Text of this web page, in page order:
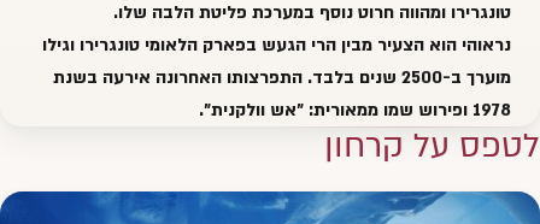
טונגרירו ומהווה חרוט נוסף במערכת פליטת הלבה שלו.
נראוהי הוא הצעיר מבין הרי הגעש בפארק הלאומי טונגרירו וגילו
מוערך ב-2500 שנים בלבד. התפרצותו האחרונה אירעה בשנת
1978 ופירוש שמו ממאורית: "אש וולקנית".
לטפס על קרחון